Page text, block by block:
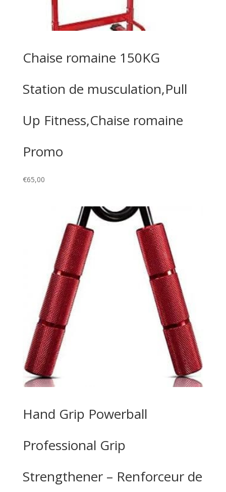
Chaise romaine 150KG
Station de musculation,Pull
Up Fitness,Chaise romaine
Promo
€65,00
Hand Grip Powerball
Professional Grip
Strengthener – Renforceur de